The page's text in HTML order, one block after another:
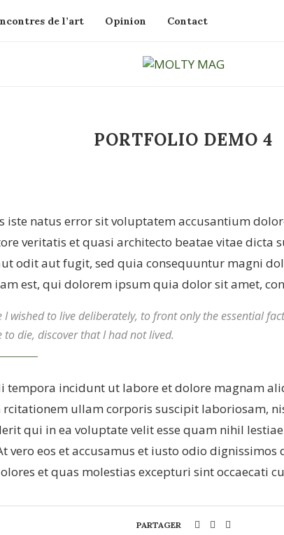
de l’art Opinion Contact
PORTFOLIO DEMO 4
iste natus error sit voluptatem accusantium
veritatis et quasi architecto beatae vitae dicta
odit aut fugit, sed quia consequuntur magni
est, qui dolorem ipsum quia dolor sit amet,
I wished to live deliberately, to front only the essential
die, discover that I had not lived.
tempora incidunt ut labore et dolore magnam
ullam corporis suscipit laboriosam,
qui in ea voluptate velit esse quam nihil
vero eos et accusamus et iusto odio
et quas molestias excepturi sint occaecati
PARTAGER